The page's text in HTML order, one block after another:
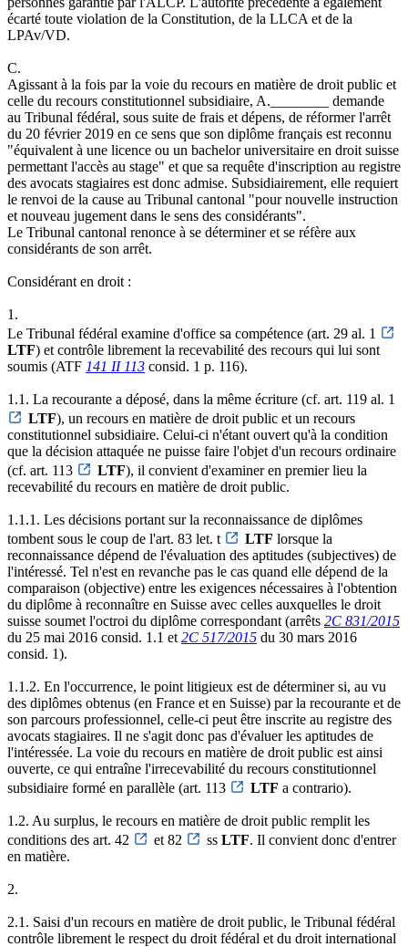
écarté toute violation de la Constitution, de la LLCA et de la
LPAv/VD.
C.
Agissant à la fois par la voie du recours en matière de droit public et
celle du recours constitutionnel subsidiaire, A.________ demande
au Tribunal fédéral, sous suite de frais et dépens, de réformer l'arrêt
du 20 février 2019 en ce sens que son diplôme français est reconnu
"équivalent à une licence ou un bachelor universitaire en droit suisse
permettant l'accès au stage" et que sa requête d'inscription au registre
des avocats stagiaires est donc admise. Subsidiairement, elle requiert
le renvoi de la cause au Tribunal cantonal "pour nouvelle instruction
et nouveau jugement dans le sens des considérants".
Le Tribunal cantonal renonce à se déterminer et se réfère aux
considérants de son arrêt.
Considérant en droit :
1.
Le Tribunal fédéral examine d'office sa compétence (art. 29 al. 1
LTF) et contrôle librement la recevabilité des recours qui lui sont
soumis (ATF 141 II 113 consid. 1 p. 116).
1.1. La recourante a déposé, dans la même écriture (cf. art. 119 al. 1
LTF), un recours en matière de droit public et un recours
constitutionnel subsidiaire. Celui-ci n'étant ouvert qu'à la condition
que la décision attaquée ne puisse faire l'objet d'un recours ordinaire
(cf. art. 113
LTF), il convient d'examiner en premier lieu la
recevabilité du recours en matière de droit public.
1.1.1. Les décisions portant sur la reconnaissance de diplômes
tombent sous le coup de l'art. 83 let. t
LTF lorsque la
reconnaissance dépend de l'évaluation des aptitudes (subjectives) de
l'intéressé. Tel n'est en revanche pas le cas quand elle dépend de la
comparaison (objective) entre les exigences nécessaires à l'obtention
du diplôme à reconnaître en Suisse avec celles auxquelles le droit
suisse soumet l'octroi du diplôme correspondant (arrêts 2C 831/2015
du 25 mai 2016 consid. 1.1 et 2C 517/2015 du 30 mars 2016
consid. 1).
1.1.2. En l'occurrence, le point litigieux est de déterminer si, au vu
des diplômes obtenus (en France et en Suisse) par la recourante et de
son parcours professionnel, celle-ci peut être inscrite au registre des
avocats stagiaires. Il ne s'agit donc pas d'évaluer les aptitudes de
l'intéressée. La voie du recours en matière de droit public est ainsi
ouverte, ce qui entraîne l'irrecevabilité du recours constitutionnel
subsidiaire formé en parallèle (art. 113
LTF a contrario).
1.2. Au surplus, le recours en matière de droit public remplit les
conditions des art. 42
et 82 ss LTF. Il convient donc d'entrer
en matière.
2.
2.1. Saisi d'un recours en matière de droit public, le Tribunal fédéral
contrôle librement le respect du droit fédéral et du droit international